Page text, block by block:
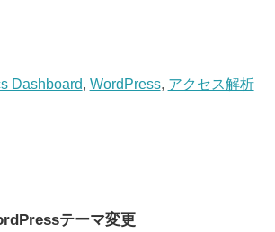
Dashboard, WordPress, アクセス解析
テーマ変更